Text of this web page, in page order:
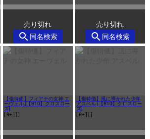
売り切れ
search 同名検索
売り切れ
search 同名検索
【傷特価】フィアナの女神 エ
ーヴェル [【B10】クロスロー
ズ]
[ R+ ] [ ]
【傷特価】風に導かれた少年
アスベル [【B10】クロスロー
ズ]
[ R+ ] [ ]